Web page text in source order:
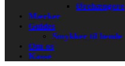
Ørehængere
Mærker
Guides
Smykker til hende
Om os
Kasse